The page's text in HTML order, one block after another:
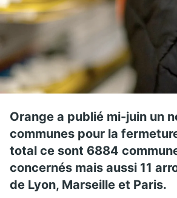
Orange a publié mi-juin un
communes pour la
total ce sont 6884
concernés mais aussi 11
de Lyon, Marseille et Paris.